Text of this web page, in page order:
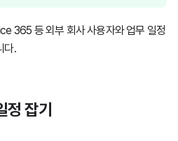
365 등 외부 회사 사용자와 업무 일정
다.
잡기